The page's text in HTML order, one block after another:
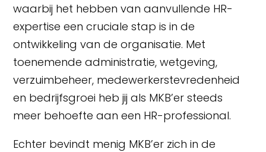
waarbij het hebben van aanvullende HR-
expertise een cruciale stap is in de
ontwikkeling van de organisatie. Met
toenemende administratie, wetgeving,
verzuimbeheer, medewerkerstevredenheid
en bedrijfsgroei heb jij als MKB’er steeds
meer behoefte aan een HR-professional.
Echter bevindt menig MKB’er zich in de